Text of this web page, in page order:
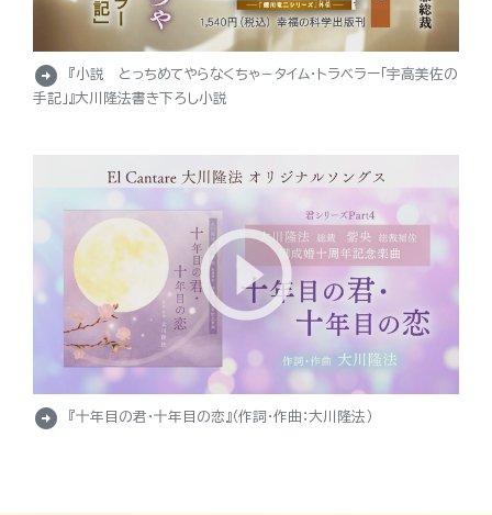
arrow_circle_right
『小説 とっちめてやらなくちゃ－タイム・トラベラー「宇高美佐の
手記」』大川隆法書き下ろし小説
arrow_circle_right 『十年目の君・十年目の恋』（作詞・作曲：大川隆法）